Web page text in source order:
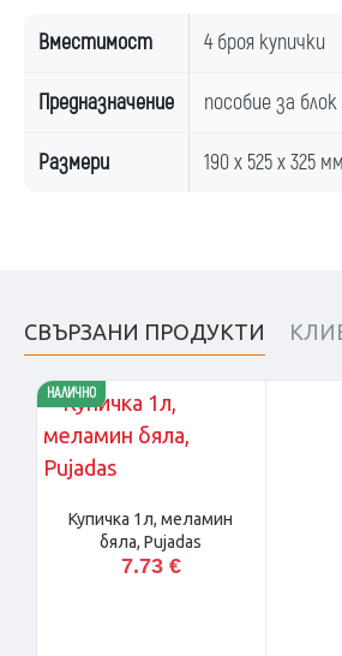
Вместимост 4 броя купички
Предназначение пособие за
Размери 190 х 525 х 325 мм
СВЪРЗАНИ ПРОДУКТИ
НАЛИЧНО
Купичкa 1л, меламин
бяла, Pujadas
7.73 €